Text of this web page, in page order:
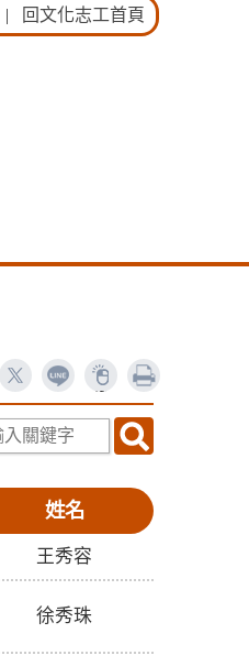
| 回文化志工首頁
18838
1
姓名
王秀容
徐秀珠